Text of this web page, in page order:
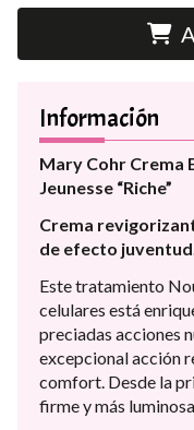
Información
Mary Cohr Crema
Jeunesse “Riche”
Crema
de efecto juventud.
Este tratamiento
celulares está
preciadas acciones
excepcional acción
comfort. Desde la
firme y más luminosa.